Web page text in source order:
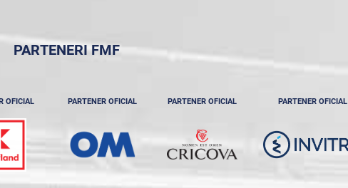
PARTENERI FMF
OFICIAL PARTENER OFICIAL PARTENER OFICIAL PARTENER OFICIAL